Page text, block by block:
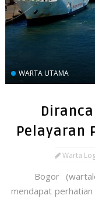
WARTA UTAMA
Pelayaran
Warta
Bogor
mendapat